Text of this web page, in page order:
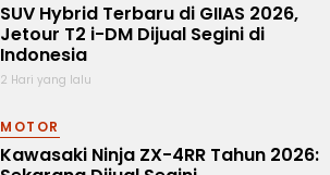
SUV Hybrid Terbaru di GIIAS 2026,
Jetour T2 i-DM Dijual Segini di
Indonesia
2 Hari yang lalu
MOTOR
Kawasaki Ninja ZX-4RR Tahun 2026: